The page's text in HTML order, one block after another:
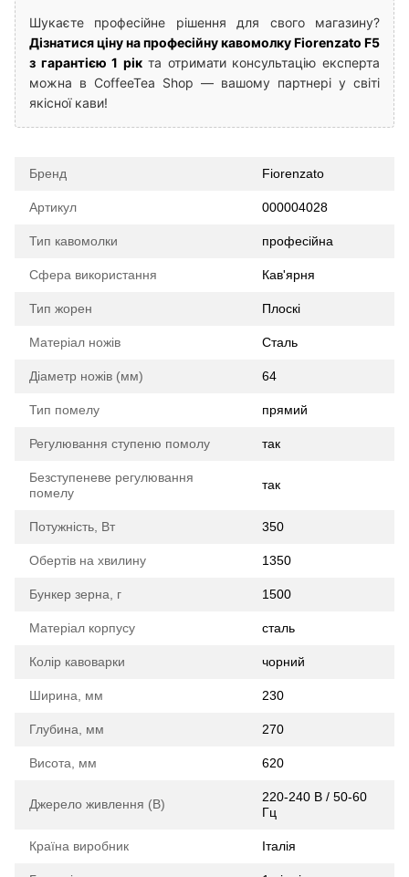
Шукаєте професійне рішення для свого магазину?
Дізнатися ціну на професійну кавомолку Fiorenzato F5
з гарантією 1 рікта отримати консультацію експерта
можна в CoffeeTea Shop — вашому партнері у світі
якісної кави!
Бренд Fiorenzato
Артикул 000004028
Тип кавомолки професійна
Сфера використання Кав'ярня
Тип жорен Плоскі
Матеріал ножів Сталь
Діаметр ножів (мм) 64
Тип помелу прямий
Регулювання ступеню помолу так
Безступеневе регулювання
помелу
так
Потужність, Вт 350
Обертів на хвилину 1350
Бункер зерна, г 1500
Матеріал корпусу сталь
Колір кавоварки чорний
Ширина, мм 230
Глубина, мм 270
Висота, мм 620
Джерело живлення (В)
220-240 В / 50-60
Гц
Країна виробник Італія